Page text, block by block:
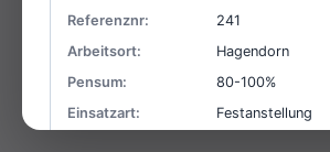
Referenznr:
241
Arbeitsort:
Hagendorn
Pensum:
80-100%
Einsatzart:
Festanstellung